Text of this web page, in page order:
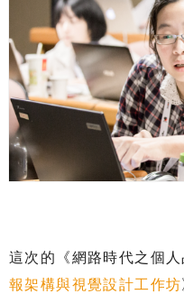
這次的《網路時代之個
報架構與視覺設計工作坊